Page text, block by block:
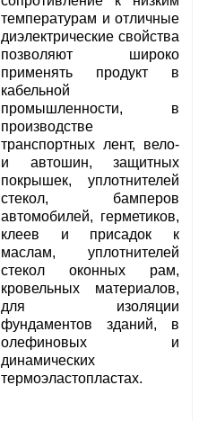
температурам и отличные
диэлектрические свойства
позволяют широко
применять продукт в
кабельной
промышленности, в
производстве
транспортных лент, вело-
и автошин, защитных
покрышек, уплотнителей
стекол, бамперов
автомобилей, герметиков,
клеев и присадок к
маслам, уплотнителей
стекол оконных рам,
кровельных материалов,
для изоляции
фундаментов зданий, в
олефиновых и
динамических
термоэластопластах.